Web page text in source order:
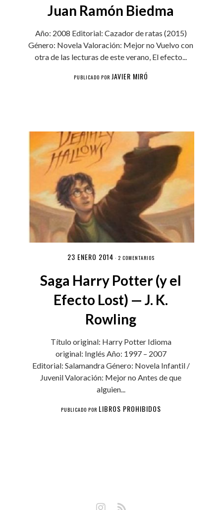
Juan Ramón Biedma
Año: 2008 Editorial: Cazador de ratas (2015)
Género: Novela Valoración: Mejor no Vuelvo con
otra de las lecturas de este verano, El efecto...
PUBLICADO POR JAVIER MIRÓ
23 ENERO 2014 · 2 COMENTARIOS
Saga Harry Potter (y el
Efecto Lost) — J. K.
Rowling
Título original: Harry Potter Idioma
original: Inglés Año: 1997 – 2007
Editorial: Salamandra Género: Novela Infantil /
Juvenil Valoración: Mejor no Antes de que
alguien...
PUBLICADO POR LIBROS PROHIBIDOS